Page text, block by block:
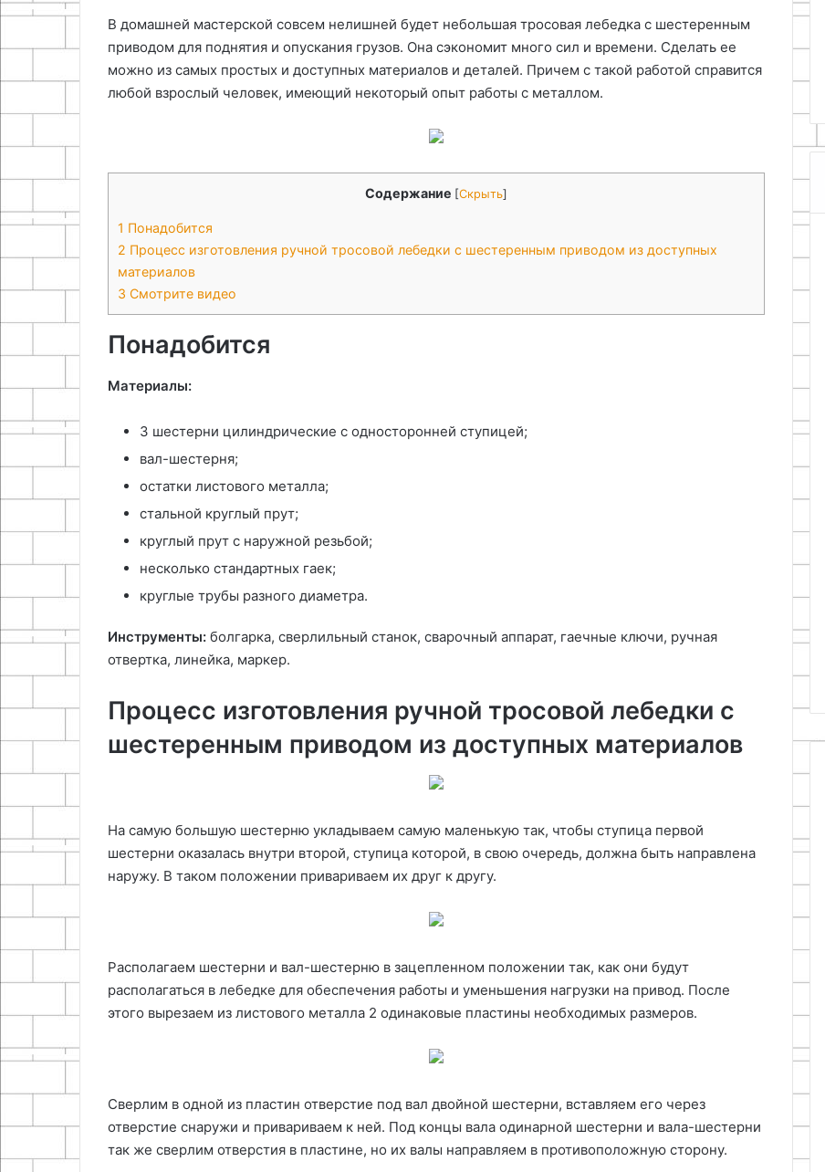
В домашней мастерской совсем нелишней будет небольшая тросовая лебедка с шестеренным
приводом для поднятия и опускания грузов. Она сэкономит много сил и времени. Сделать ее
можно из самых простых и доступных материалов и деталей. Причем с такой работой справится
любой взрослый человек, имеющий некоторый опыт работы с металлом.
Содержание [Скрыть]
1 Понадобится
2 Процесс изготовления ручной тросовой лебедки с шестеренным приводом из доступных
материалов
3 Смотрите видео
Понадобится
Материалы:
3 шестерни цилиндрические с односторонней ступицей;
вал-шестерня;
остатки листового металла;
стальной круглый прут;
круглый прут с наружной резьбой;
несколько стандартных гаек;
круглые трубы разного диаметра.
Инструменты: болгарка, сверлильный станок, сварочный аппарат, гаечные ключи, ручная
отвертка, линейка, маркер.
Процесс изготовления ручной тросовой лебедки с
шестеренным приводом из доступных материалов
На самую большую шестерню укладываем самую маленькую так, чтобы ступица первой
шестерни оказалась внутри второй, ступица которой, в свою очередь, должна быть направлена
наружу. В таком положении привариваем их друг к другу.
Располагаем шестерни и вал-шестерню в зацепленном положении так, как они будут
располагаться в лебедке для обеспечения работы и уменьшения нагрузки на привод. После
этого вырезаем из листового металла 2 одинаковые пластины необходимых размеров.
Сверлим в одной из пластин отверстие под вал двойной шестерни, вставляем его через
отверстие снаружи и привариваем к ней. Под концы вала одинарной шестерни и вала-шестерни
так же сверлим отверстия в пластине, но их валы направляем в противоположную сторону.
15.11.2025
Проблемы зависимостей и
роль психиатрии в их
преодолении
полипропиленовых
полезные советы
использования
полипропиленовых труб
аккумулятора
Самодельный индикатор
заряда для литий-ионного
аккумулятора